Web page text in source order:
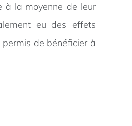
à la moyenne de leur
eu des effets
de bénéficier à